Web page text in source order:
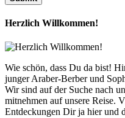
Herzlich Willkommen!
Wie schön, dass Du da bist!
junger Araber-Berber und
Wir sind auf der Suche nach
mitnehmen auf unsere Reise.
Entdeckungen Dir ja hier und